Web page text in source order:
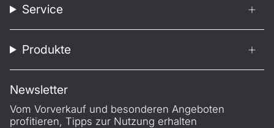
Service
Produkte
Newsletter
Vom Vorverkauf und besonderen Angeboten
profitieren, Tipps zur Nutzung erhalten